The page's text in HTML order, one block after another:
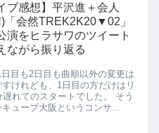
ブ感想】平沢進＋会人
「会然TREK2K20▼02」
演をヒラサワのツイート
ながら振り返る
目も2日目も曲順以外の変更は
けれども、1日目の方だけはリ
れてのスタートでした。 そう
ューブ大阪というコンサ...